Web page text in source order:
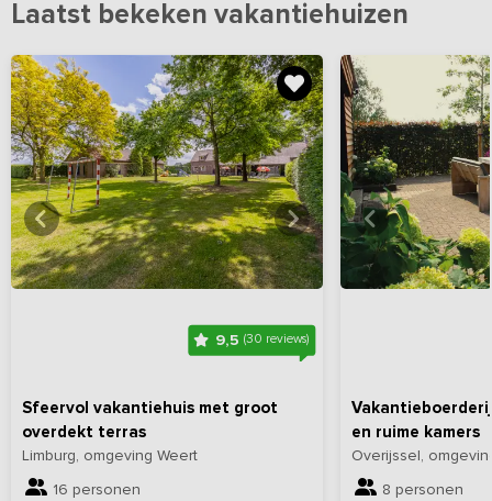
Laatst bekeken vakantiehuizen
9,5 (30 reviews)
Sfeervol vakantiehuis met groot
overdekt terras
Limburg, omgeving Weert
16 personen
Bekijkhieralle foto's
en ruime kamers
Overijssel,
8 personen
Bekijk